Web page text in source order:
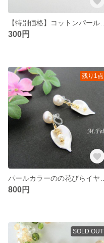
【特別価格】コットンパール＆ピンクオパール ピアス★イアリングに変更可
300円
残り1点
800円
SOLD OUT